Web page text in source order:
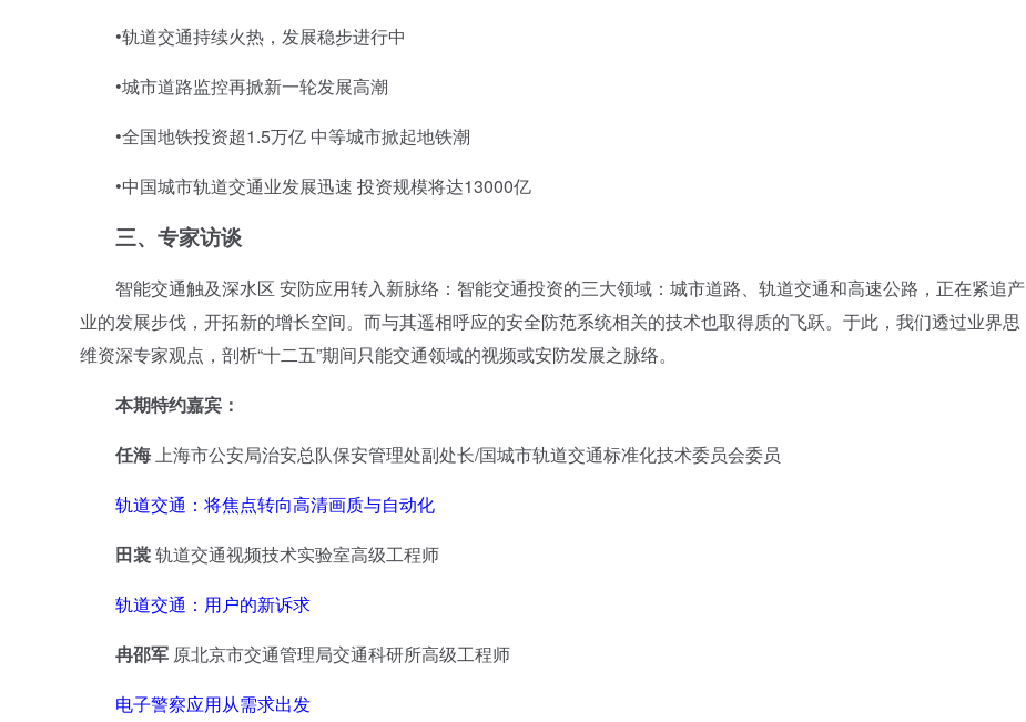
•轨道交通持续火热，发展稳步进行中
•城市道路监控再掀新一轮发展高潮
•全国地铁投资超1.5万亿 中等城市掀起地铁潮
•中国城市轨道交通业发展迅速 投资规模将达13000亿
三、 专家访谈
智能交通触及深水区 安防应用转入新脉络：智能交通投资的三大领域：城市道路、轨道交通和高速公路，正在紧追产
业的发展步伐，开拓新的增长空间。而与其遥相呼应的安全防范系统相关的技术也取得质的飞跃。于此，我们透过业界思
维资深专家观点，剖析“十二五”期间只能交通领域的视频或安防发展之脉络。
本期特约嘉宾：
任海上海市公安局治安总队保安管理处副处长/国城市轨道交通标准化技术委员会委员
轨道交通：将焦点转向高清画质与自动化
田裳轨道交通视频技术实验室高级工程师
轨道交通：用户的新诉求
冉邵军 原北京市交通管理局交通科研所高级工程师
电子警察应用从需求出发